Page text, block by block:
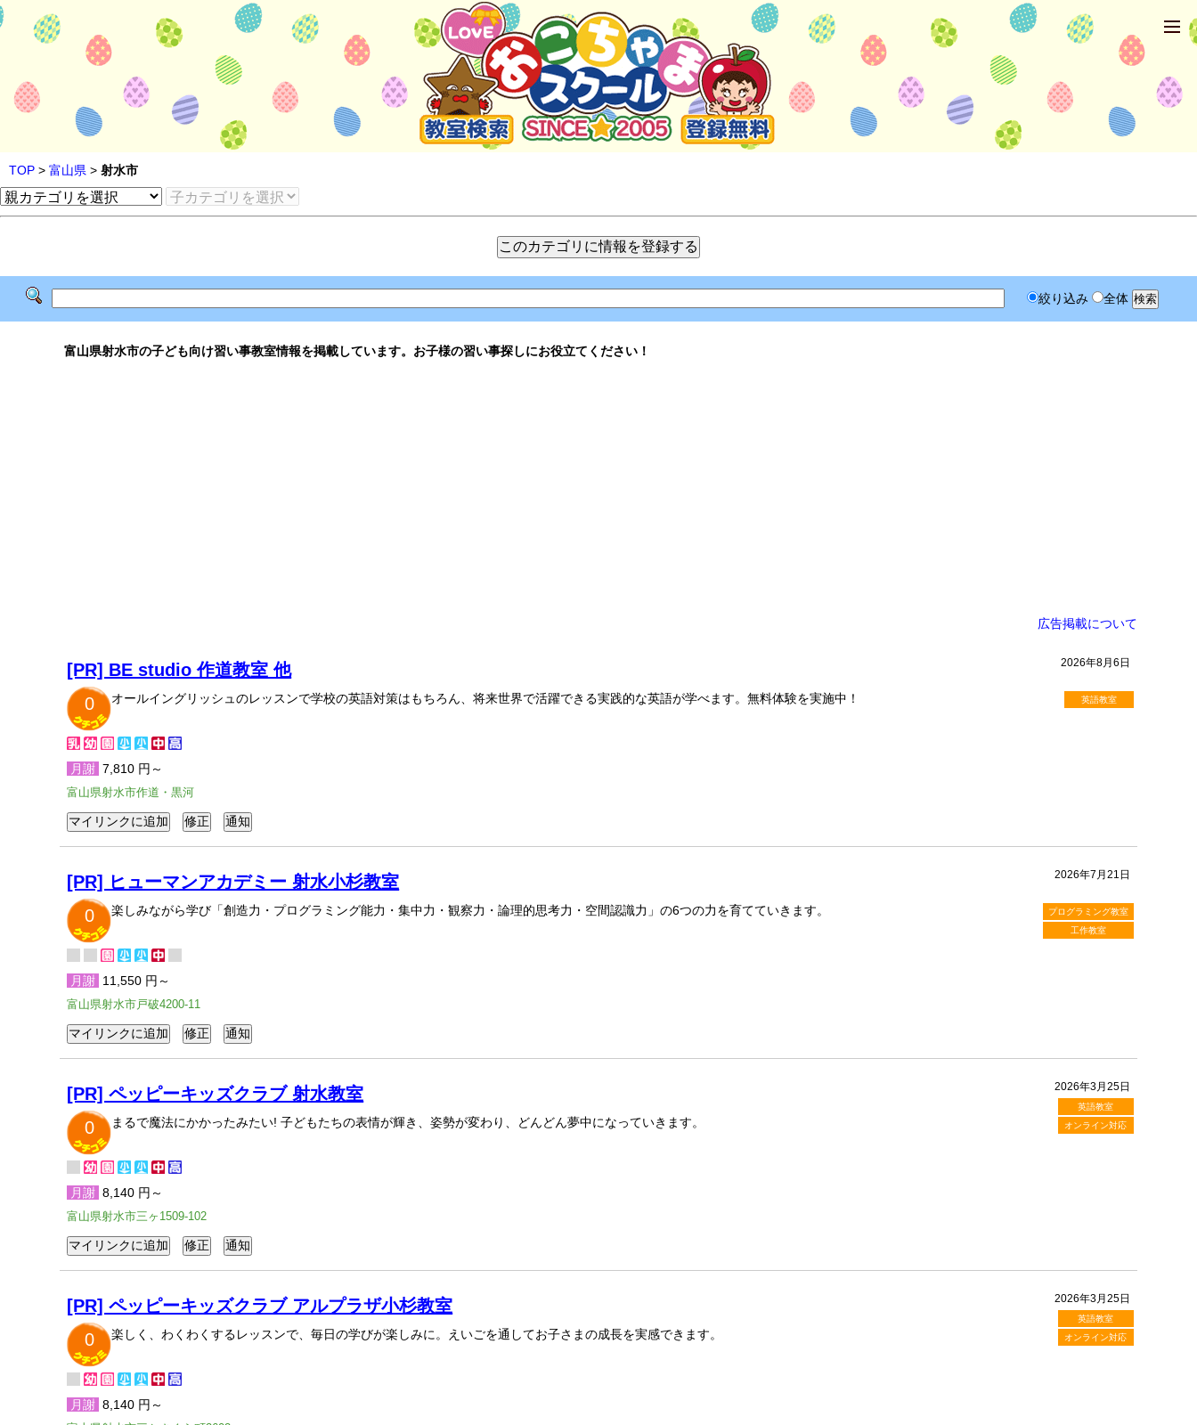
TOP > 富山県 > 射水市
絞り込み 全体
富山県射水市の子ども向け習い事教室情報を掲載しています。お子様の習い事探しにお役立てください！
広告掲載について
2026年8月6日
英語教室
[PR] BE studio 作道教室 他
0
オールイングリッシュのレッスンで学校の英語対策はもちろん、将来世界で活躍できる実践的な英語が学べます。無料体験を実施中！
月謝 7,810 円～
富山県射水市作道・黒河
2026年7月21日
プログラミング教室
工作教室
[PR] ヒューマンアカデミー 射水小杉教室
0
楽しみながら学び「創造力・プログラミング能力・集中力・観察力・論理的思考力・空間認識力」の6つの力を育てていきます。
月謝 11,550 円～
富山県射水市戸破4200-11
2026年3月25日
英語教室
オンライン対応
[PR] ペッピーキッズクラブ 射水教室
0
まるで魔法にかかったみたい! 子どもたちの表情が輝き、姿勢が変わり、どんどん夢中になっていきます。
月謝 8,140 円～
富山県射水市三ヶ1509-102
2026年3月25日
英語教室
オンライン対応
[PR] ペッピーキッズクラブ アルプラザ小杉教室
0
楽しく、わくわくするレッスンで、毎日の学びが楽しみに。えいごを通してお子さまの成長を実感できます。
月謝 8,140 円～